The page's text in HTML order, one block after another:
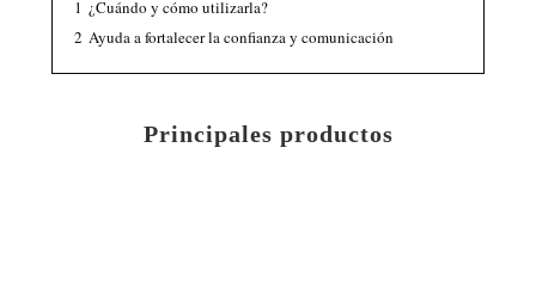
1 ¿Cuándo y cómo utilizarla?
2 Ayuda a fortalecer la confianza y comunicación
Principales productos